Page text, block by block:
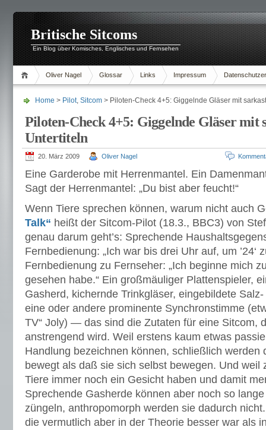
Britische Sitcoms
Ein Blog über Komisches, Englisches und Fernsehen
Oliver Nagel Glossar Links Impressum
Home > Pilot, Sitcom > Piloten-Check 4+5: Giggelnde Gläser mit
Piloten-Check 4+5: Giggelnde Gläser mit
Untertiteln
20. März 2009 Oliver Nagel
Eine Garderobe mit Herrenmantel. Ein
Sagt der Herrenmantel: „Du bist aber feucht!“
Wenn Tiere sprechen können, warum nicht auch
Talk“ heißt der Sitcom-Pilot (18.3., BBC3) von
genau darum geht’s: Sprechende
Fernbedienung: „Ich war bis drei Uhr auf, um ’24‘
Fernbedienung zu Fernseher: „Ich beginne mich
gesehen habe.“ Ein großmäuliger Plattenspieler,
Gasherd, kichernde Trinkgläser, eingebildete
eine oder andere prominente Synchronstimme
TV“ Joly) — das sind die Zutaten für eine Sitcom,
anstrengend wird. Weil erstens kaum etwas
Handlung bezeichnen können, schließlich werden
bewegt als daß sie sich selbst bewegen. Und weil
Tiere immer noch ein Gesicht haben und damit
Sprechende Gasherde können aber noch so
züngeln, anthropomorph werden sie dadurch
die vermutlich aber in der Theorie besser war als